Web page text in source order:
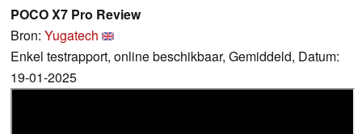
POCO X7 Pro Review
Bron: Yugatech
Enkel testrapport, online beschikbaar, Gemiddeld, Datum:
19-01-2025